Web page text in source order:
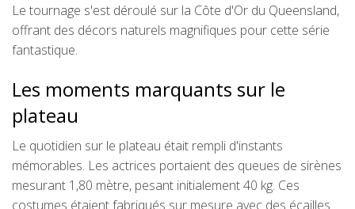
Le tournage s'est déroulé sur la Côte d'Or du Queensland,
offrant des décors naturels magnifiques pour cette série
fantastique.
Les moments marquants sur le
plateau
Le quotidien sur le plateau était rempli d'instants
mémorables. Les actrices portaient des queues de sirènes
mesurant 1,80 mètre, pesant initialement 40 kg. Ces
costumes étaient fabriqués sur mesure avec des écailles